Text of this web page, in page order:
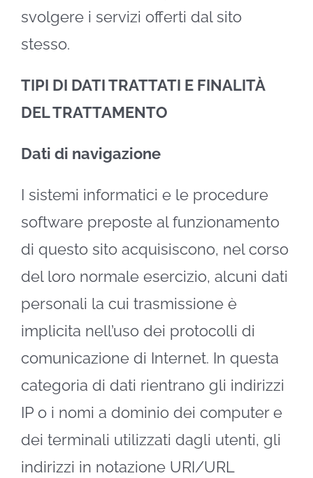
svolgere i servizi offerti dal sito
stesso.
TIPI DI DATI TRATTATI E FINALITÀ
DEL TRATTAMENTO
Dati di navigazione
I sistemi informatici e le procedure
software preposte al funzionamento
di questo sito acquisiscono, nel corso
del loro normale esercizio, alcuni dati
personali la cui trasmissione è
implicita nell’uso dei protocolli di
comunicazione di Internet. In questa
categoria di dati rientrano gli indirizzi
IP o i nomi a dominio dei computer e
dei terminali utilizzati dagli utenti, gli
indirizzi in notazione URI/URL